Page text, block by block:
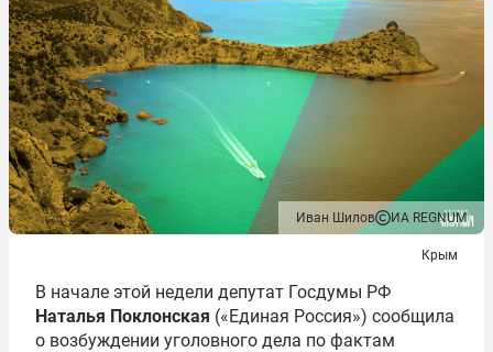
Иван Шилов ИА REGNUM
Крым
В начале этой недели депутат Госдумы РФ
Наталья Поклонская («Единая Россия») сообщила
о возбуждении уголовного дела по фактам